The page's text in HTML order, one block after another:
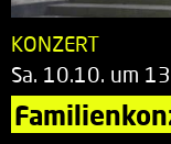
KONZERT
Sa. 10.10. um